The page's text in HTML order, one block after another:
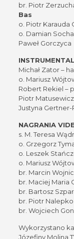
br. Piotr
Bas
o. Piotr Karauda
o. Damian
Paweł Gorczyca
Michał Zator –
o. Mariusz
Robert Rekiel –
Piotr
Justyna
NAGRANIA
s. M. Teresa
o. Grzegorz
o. Leszek
o. Mariusz
br. Marcin
br. Maciej Maria
br. Bartosz
br. Piotr Nalepko
br. Wojciech
Wykorzystano
Józefiny Molina